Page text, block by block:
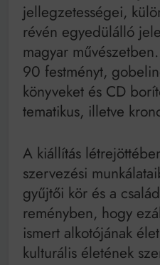
jellegzetességei,
révén egyedülálló
magyar
90 festményt,
könyveket és CD
tematikus, illetve
A kiállítás
szervezési
gyűjtői kör és a
reményben, hogy
ismert alkotójának
kulturális életének